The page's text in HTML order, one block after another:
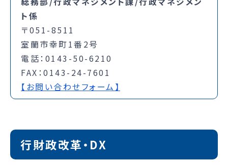
ト係
〒051-8511
室蘭市幸町1番2号
電話：0143-50-6210
FAX：0143-24-7601
【お問い合わせフォーム】
行財政改革・DX